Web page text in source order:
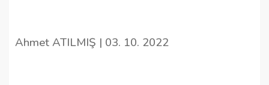
Ahmet ATILMIŞ | 03. 10. 2022